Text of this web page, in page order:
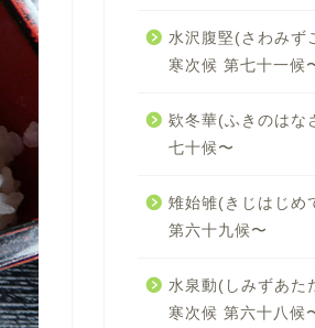
水沢腹堅(さわみず
寒次候 第七十一候
欵冬華(ふきのはな
七十候〜
雉始雊(きじはじめ
第六十九候〜
水泉動(しみずあた
寒次候 第六十八候